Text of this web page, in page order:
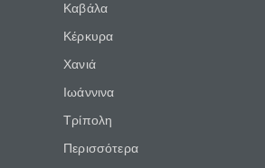
Καβάλα
Κέρκυρα
Χανιά
Ιωάννινα
Τρίπολη
Περισσότερα